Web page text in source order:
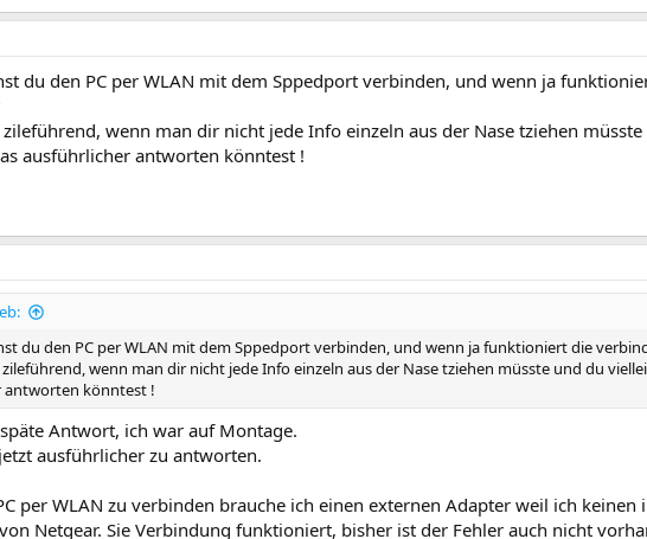
du den PC per WLAN mit dem Sppedport verbinden, und wenn ja
zileführend, wenn man dir nicht jede Info einzeln aus der Nase tziehen
ausführlicher antworten könntest !
du den PC per WLAN mit dem Sppedport verbinden, und wenn ja funktioniert die
zileführend, wenn man dir nicht jede Info einzeln aus der Nase tziehen müsste und du
antworten könntest !
Antwort, ich war auf Montage.
ausführlicher zu antworten.
per WLAN zu verbinden brauche ich einen externen Adapter weil ich keinen
Netgear. Sie Verbindung funktioniert, bisher ist der Fehler auch nicht